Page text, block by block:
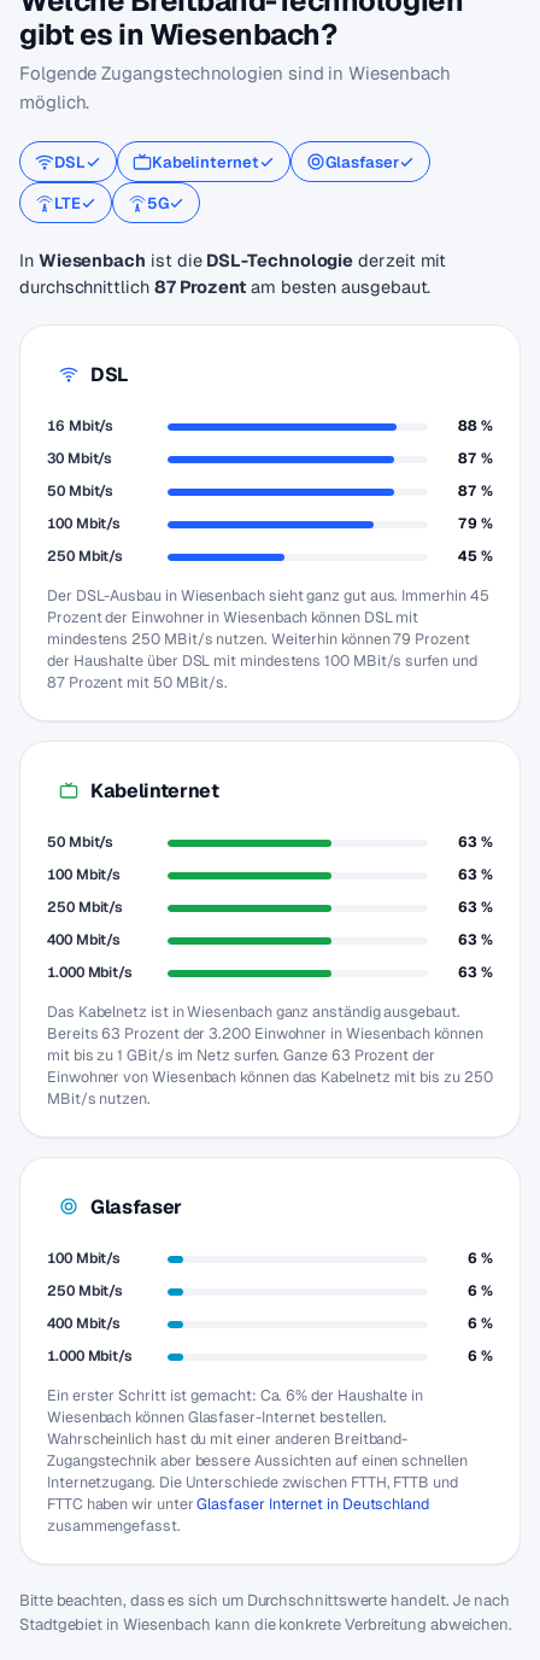
gibt es in Wiesenbach?
Folgende Zugangstechnologien sind in Wiesenbach
möglich.
DSL Kabelinternet
Glasfaser
LTE
5G
In Wiesenbach ist die DSL-Technologie derzeit mit
durchschnittlich 87 Prozentam besten ausgebaut.
DSL
16 Mbit/s
88 %
30 Mbit/s
87 %
50 Mbit/s
87 %
100 Mbit/s
79 %
250 Mbit/s
45 %
Der DSL-Ausbau in Wiesenbach sieht ganz gut aus. Immerhin 45
Prozent der Einwohner in Wiesenbach können DSL mit
mindestens 250 MBit/s nutzen. Weiterhin können 79 Prozent
der Haushalte über DSL mit mindestens 100 MBit/s surfen und
87 Prozent mit 50 MBit/s.
Kabelinternet
50 Mbit/s
63 %
100 Mbit/s
63 %
250 Mbit/s
63 %
400 Mbit/s
63 %
1.000 Mbit/s
63 %
Das Kabelnetz ist in Wiesenbach ganz anständig ausgebaut.
Bereits 63 Prozent der 3.200 Einwohner in Wiesenbach können
mit bis zu 1 GBit/s im Netz surfen. Ganze 63 Prozent der
Einwohner von Wiesenbach können das Kabelnetz mit bis zu 250
MBit/s nutzen.
Glasfaser
100 Mbit/s
6 %
250 Mbit/s
6 %
400 Mbit/s
6 %
1.000 Mbit/s
6 %
Ein erster Schritt ist gemacht: Ca. 6% der Haushalte in
Wiesenbach können Glasfaser-Internet bestellen.
Wahrscheinlich hast du mit einer anderen Breitband-
Zugangstechnik aber bessere Aussichten auf einen schnellen
Internetzugang. Die Unterschiede zwischen FTTH, FTTB und
FTTC haben wir unterGlasfaser Internet in Deutschland
zusammengefasst.
Bitte beachten, dass es sich um Durchschnittswerte handelt. Je nach
Stadtgebiet in Wiesenbach kann die konkrete Verbreitung abweichen.